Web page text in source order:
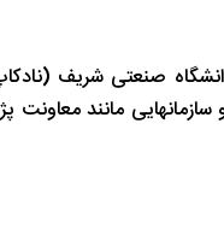
صنعتی شریف
مانند